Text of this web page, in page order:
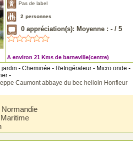
Pas de label
2 personnes
0 appréciation(s): Moyenne : - / 5
A environ 21 Kms de barneville(centre)
- Cheminée - Refrigérateur - Micro onde -
-
Caumontabbaye du bec helloin Honfleur